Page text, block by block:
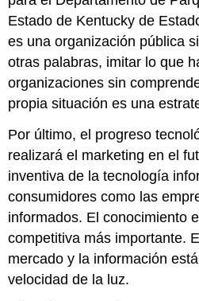
Estado de Kentucky de
es una organización pública
otras palabras, imitar lo que
organizaciones sin
propia situación es una
Por último, el progreso
realizará el marketing en el
inventiva de la tecnología
consumidores como las
informados. El conocimiento
competitiva más importante.
mercado y la información
velocidad de la luz.